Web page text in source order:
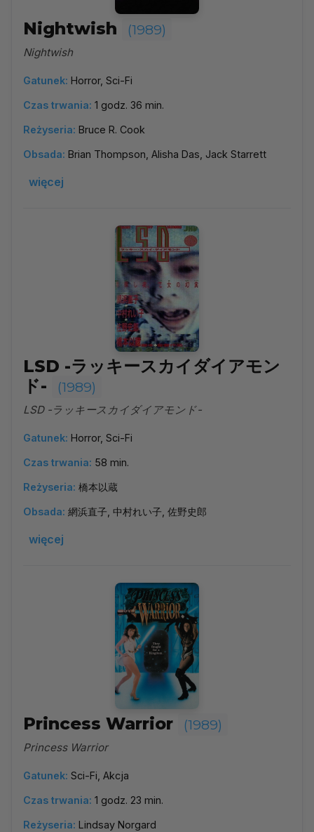
Nightwish (1989)
Nightwish
Gatunek: Horror, Sci-Fi
Czas trwania: 1 godz. 36 min.
Reżyseria: Bruce R. Cook
Obsada: Brian Thompson, Alisha Das, Jack Starrett
więcej
LSD -ラッキースカイダイアモン
ド-
(1989)
LSD -ラッキースカイダイアモンド-
Gatunek: Horror, Sci-Fi
Czas trwania: 58 min.
Reżyseria: 橋本以蔵
Obsada: 網浜直子, 中村れい子, 佐野史郎
więcej
Princess Warrior (1989)
Princess Warrior
Gatunek: Sci-Fi, Akcja
Czas trwania: 1 godz. 23 min.
Reżyseria: Lindsay Norgard